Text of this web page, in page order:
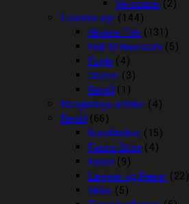
Vetocanis (2)
Levende dyr (144)
Akvarie Fisk (131)
Fisk til Havedam (5)
Fugle (4)
Gnaver (3)
Reptil (1)
Rengørings artikler (4)
Reptil (66)
Bunddække (15)
Fauna Boxe (4)
Foder (9)
Lamper og Pærer (22)
Skåle (5)